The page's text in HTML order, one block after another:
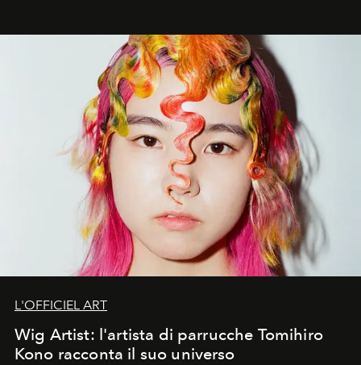
L'OFFICIEL ART
Wig Artist: l'artista di parrucche Tomihiro
Kono racconta il suo universo